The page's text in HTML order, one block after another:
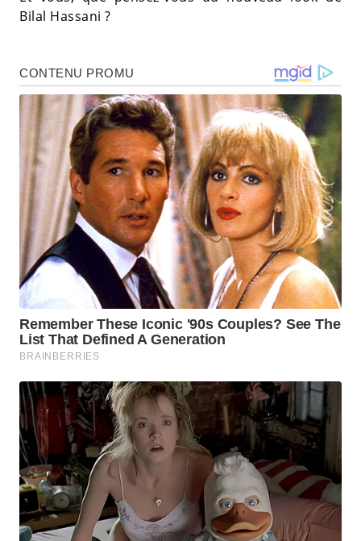
Bilal Hassani ?